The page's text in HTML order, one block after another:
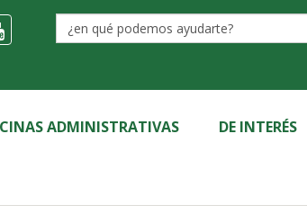
ADMINISTRATIVAS DE INTERÉS